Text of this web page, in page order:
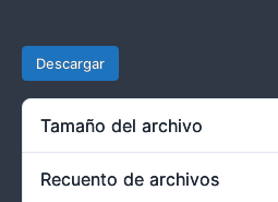
Descargar
Tamaño del archivo
Recuento de archivos